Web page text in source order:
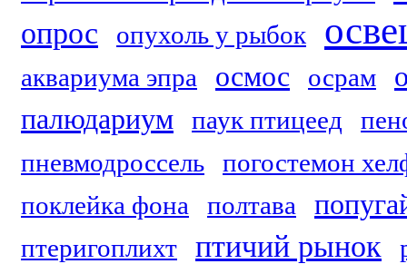
опрос опухоль у рыбок
аквариума эпра осмос осрам
палюдариум
паук птицеед
пневмодроссель
погостемон
поклейка фона
полтава
птеригоплихт птичий рынок